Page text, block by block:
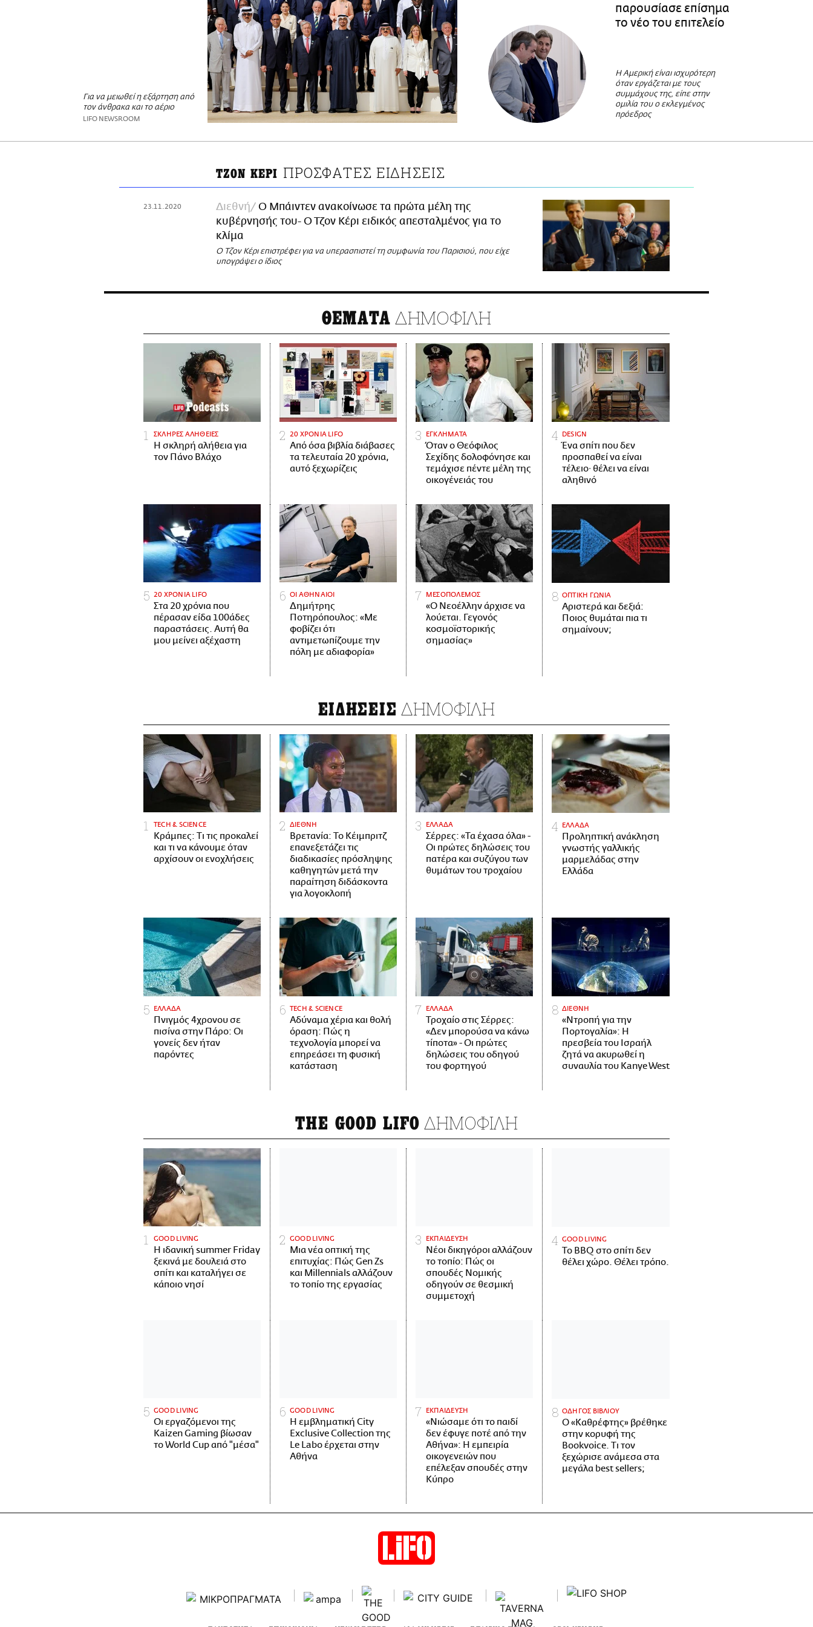
Για να μειωθεί η εξάρτηση από
τον άνθρακα και το αέριο
LIFO NEWSROOM
παρουσίασε επίσημα
το νέο του επιτελείο
H Αμερική είναι ισχυρότερη
όταν εργάζεται με τους
συμμάχους της, είπε στην
ομιλία του ο εκλεγμένος
πρόεδρος
ΤΖΟΝ ΚΕΡΙ ΠΡΟΣΦΑΤΕΣ ΕΙΔΗΣΕΙΣ
23.11.2020 Διεθνή
Ο Μπάιντεν ανακοίνωσε τα πρώτα μέλη της
κυβέρνησής του- Ο Τζον Κέρι ειδικός απεσταλμένος για το
κλίμα
Ο Τζον Κέρι επιστρέφει για να υπερασπιστεί τη συμφωνία του Παρισιού, που είχε
υπογράψει ο ίδιος
ΘΕΜΑΤΑ ΔΗΜΟΦΙΛΗ
ΣΚΛΗΡΕΣ ΑΛΗΘΕΙΕΣ
H σκληρή αλήθεια για
τον Πάνο Βλάχο
20 ΧΡΟΝΙΑ LIFO
Από όσα βιβλία διάβασες
τα τελευταία 20 χρόνια,
αυτό ξεχωρίζεις
ΕΓΚΛΗΜΑΤΑ
Όταν ο Θεόφιλος
Σεχίδης δολοφόνησε και
τεμάχισε πέντε μέλη της
οικογένειάς του
DESIGN
Ένα σπίτι που δεν
προσπαθεί να είναι
τέλειο· θέλει να είναι
αληθινό
20 ΧΡΟΝΙΑ LIFO
Στα 20 χρόνια που
πέρασαν είδα 100άδες
παραστάσεις. Αυτή θα
μου μείνει αξέχαστη
ΟΙ ΑΘΗΝΑΙΟΙ
Δημήτρης
Ποτηρόπουλος: «Με
φοβίζει ότι
αντιμετωπίζουμε την
πόλη με αδιαφορία»
ΜΕΣΟΠΟΛΕΜΟΣ
«Ο Νεοέλλην άρχισε να
λούεται. Γεγονός
κοσμοϊστορικής
σημασίας»
ΟΠΤΙΚΗ ΓΩΝΙΑ
Αριστερά και δεξιά:
Ποιος θυμάται πια τι
σημαίνουν;
ΕΙΔΗΣΕΙΣ ΔΗΜΟΦΙΛΗ
ΤECH & SCIENCE
Κράμπες: Τι τις προκαλεί
και τι να κάνουμε όταν
αρχίσουν οι ενοχλήσεις
ΔΙΕΘΝΗ
Βρετανία: Το Κέιμπριτζ
επανεξετάζει τις
διαδικασίες πρόσληψης
καθηγητών μετά την
παραίτηση διδάσκοντα
για λογοκλοπή
ΕΛΛΑΔΑ
Σέρρες: «Τα έχασα όλα» -
Οι πρώτες δηλώσεις του
πατέρα και συζύγου των
θυμάτων του τροχαίου
ΕΛΛΑΔΑ
Προληπτική ανάκληση
γνωστής γαλλικής
μαρμελάδας στην
Ελλάδα
ΕΛΛΑΔΑ
Πνιγμός 4χρονου σε
πισίνα στην Πάρο: Οι
γονείς δεν ήταν
παρόντες
ΤECH & SCIENCE
Αδύναμα χέρια και θολή
όραση: Πώς η
τεχνολογία μπορεί να
επηρεάσει τη φυσική
κατάσταση
ΕΛΛΑΔΑ
Τροχαίο στις Σέρρες:
«Δεν μπορούσα να κάνω
τίποτα» - Οι πρώτες
δηλώσεις του οδηγού
του φορτηγού
ΔΙΕΘΝΗ
«Ντροπή για την
Πορτογαλία»: Η
πρεσβεία του Ισραήλ
ζητά να ακυρωθεί η
συναυλία του Kanye West
THE GOOD LIFO ΔΗΜΟΦΙΛΗ
GOOD LIVING
Η ιδανική summer Friday
ξεκινά με δουλειά στο
σπίτι και καταλήγει σε
κάποιο νησί
GOOD LIVING
Μια νέα οπτική της
επιτυχίας: Πώς Gen Zs
και Millennials αλλάζουν
το τοπίο της εργασίας
ΕΚΠΑΙΔΕΥΣΗ
Νέοι δικηγόροι αλλάζουν
το τοπίο: Πώς οι
σπουδές Νομικής
οδηγούν σε θεσμική
συμμετοχή
GOOD LIVING
Το BBQ στο σπίτι δεν
θέλει χώρο. Θέλει τρόπο.
GOOD LIVING
Οι εργαζόμενοι της
Kaizen Gaming βίωσαν
το World Cup από "μέσα"
GOOD LIVING
Η εμβληματική City
Exclusive Collection της
Le Labo έρχεται στην
Αθήνα
ΕΚΠΑΙΔΕΥΣΗ
«Νιώσαμε ότι το παιδί
δεν έφυγε ποτέ από την
Αθήνα»: Η εμπειρία
οικογενειών που
επέλεξαν σπουδές στην
Κύπρο
ΟΔΗΓΟΣ ΒΙΒΛΙΟΥ
Ο «Καθρέφτης» βρέθηκε
στην κορυφή της
Bookvoice. Τι τον
ξεχώρισε ανάμεσα στα
μεγάλα best sellers;